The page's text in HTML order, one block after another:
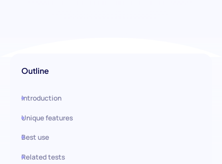
Outline
Introduction
Unique features
Best use
Related tests